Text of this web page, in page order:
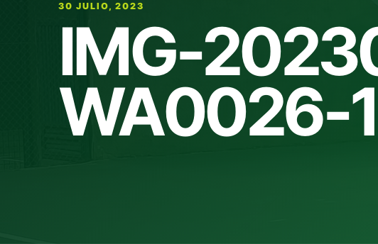
30 JULIO, 2023
IMG-
WA0026-1